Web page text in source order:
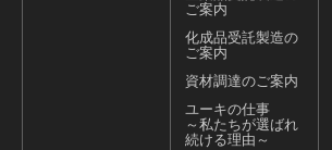
ご案内
化成品受託製造の
ご案内
資材調達のご案内
ユーキの仕事
～私たちが選ばれ
続ける理由～